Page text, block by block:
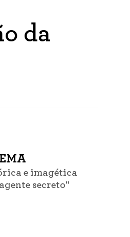
da
e imagética
secreto"